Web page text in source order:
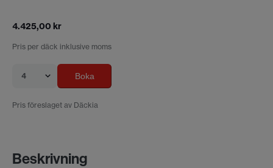
4.425,00 kr
Pris per däck inklusive moms
4 Boka
Pris föreslaget av Däckia
Beskrivning